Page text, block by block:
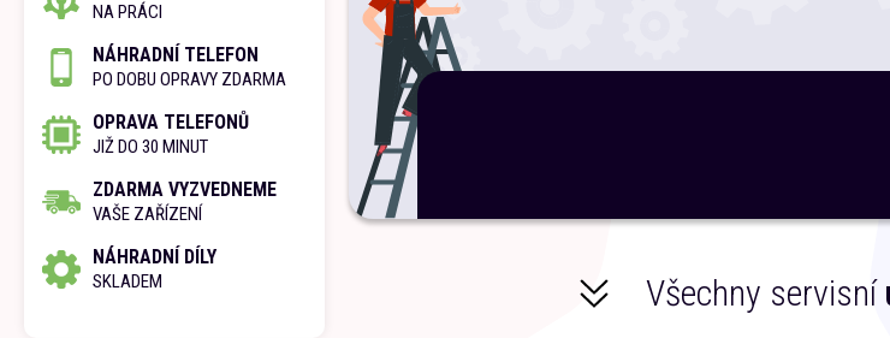
Všechny servisní
NA PRÁCI
NÁHRADNÍ TELEFON
PO DOBU OPRAVY ZDARMA
OPRAVA TELEFONŮ
JIŽ DO 30 MINUT
ZDARMA VYZVEDNEME
VAŠE ZAŘÍZENÍ
NÁHRADNÍ DÍLY
SKLADEM